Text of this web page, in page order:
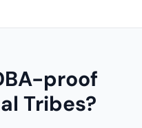
proof
Tribes?